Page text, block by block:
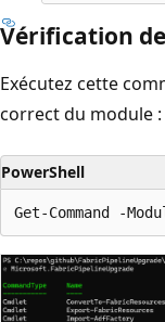
Vérification
Exécutez cette
correct du module :
PowerShell